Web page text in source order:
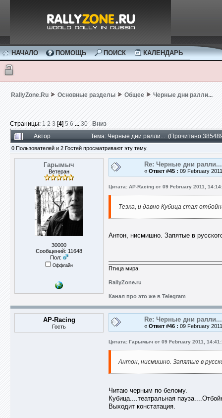
НАЧАЛО ПОМОЩЬ ПОИСК КАЛЕНДАРЬ
RallyZone.Ru Основные разделы Общее Черные дни ралли...
Страницы: 1 2 3 [4] 5 6 ... 30
Вниз
Автор
Тема: Черные дни ралли... (Прочитано
0 Пользователей и 2 Гостей просматривают эту тему.
Гарымыч
Ветеран
30000
Сообщений: 11648
Пол:
Оффлайн
Re: Черные дни ралли...
« Ответ #45 : 09 February
Цитата: AP-Racing от 09 February 2011,
Тезка, и давно Кубица стал
Антон, нисмишно. Запятые в
Птица мира.
RallyZone.ru
Канал про это же в Telegram
AP-Racing
Гость
Re: Черные дни ралли...
« Ответ #46 : 09 February
Цитата: Гарымыч от 09 February 2011,
Антон, нисмишно. Запятые в
Читаю черным по белому.
Кубица....театральная
Выходит констатация.